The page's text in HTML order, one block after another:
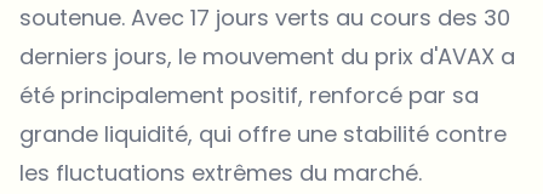
soutenue. Avec 17 jours verts au cours des 30
derniers jours, le mouvement du prix d'AVAX a
été principalement positif, renforcé par sa
grande liquidité, qui offre une stabilité contre
les fluctuations extrêmes du marché.